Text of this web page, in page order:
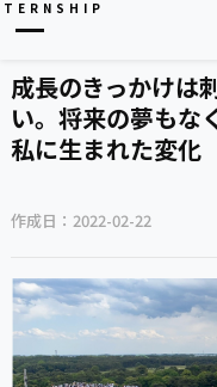
成長のきっかけは
い。将来の夢もな
私に生まれた変化
作成日： 2022-02-22